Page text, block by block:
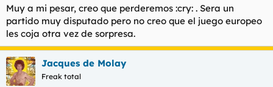
Muy a mi pesar, creo que perderemos :cry: . Sera un
partido muy disputado pero no creo que el juego europeo
les coja otra vez de sorpresa.
Jacques de Molay
Freak total